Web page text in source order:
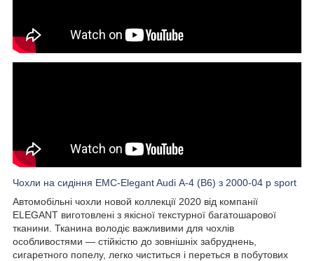
Чохли на сидіння EMC-Elegant Audi А-4 (B6) з 2000-04 р sport
Автомобільні чохли новой коллекції 2020 від компанії
ELEGANT виготовлені з якісної текстурної багатошарової
тканини. Тканина володіє важливими для чохлів
особливостями — стійкістю до зовнішніх забруднень,
сигаретного попелу, легко чиститься і переться в побутових